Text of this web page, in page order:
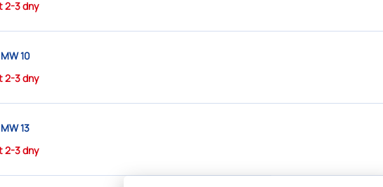
2-3 dny
10
2-3 dny
13
2-3 dny